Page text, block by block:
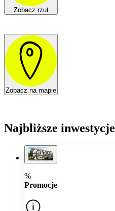
Zobacz rzut
Zobacz na mapie
Najbliższe inwestycje
%
Promocje